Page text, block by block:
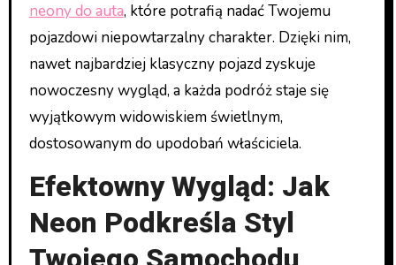
neony do auta, które potrafią nadać Twojemu
pojazdowi niepowtarzalny charakter. Dzięki nim,
nawet najbardziej klasyczny pojazd zyskuje
nowoczesny wygląd, a każda podróż staje się
wyjątkowym widowiskiem świetlnym,
dostosowanym do upodobań właściciela.
Efektowny Wygląd: Jak
Neon Podkreśla Styl